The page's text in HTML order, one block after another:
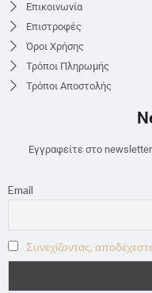
Επικοινωνία
Επιστροφές
Όροι Χρήσης
Τρόποι Πληρωμής
Τρόποι Αποστολής
Εγγραφείτε στο
Email
Συνεχίζοντας,